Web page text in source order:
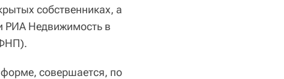
собственниках, а
РИА Недвижимость в
совершается, по